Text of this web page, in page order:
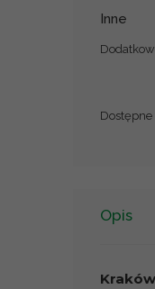
Inne
Opis